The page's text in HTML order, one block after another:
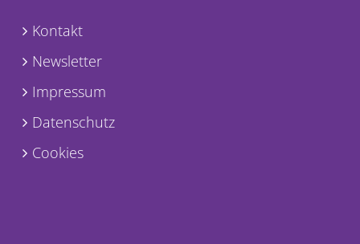
Kontakt
Newsletter
Impressum
Datenschutz
Cookies